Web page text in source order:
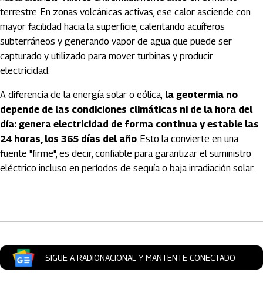
terrestre. En zonas volcánicas activas, ese calor asciende con
mayor facilidad hacia la superficie, calentando acuíferos
subterráneos y generando vapor de agua que puede ser
capturado y utilizado para mover turbinas y producir
electricidad.
A diferencia de la energía solar o eólica, la geotermia no
depende de las condiciones climáticas ni de la hora del
día: genera electricidad de forma continua y estable las
24 horas, los 365 días del año. Esto la convierte en una
fuente "firme", es decir, confiable para garantizar el suministro
eléctrico incluso en períodos de sequía o baja irradiación solar.
SIGUE A RADIONACIONAL Y MANTENTE CONECTADO